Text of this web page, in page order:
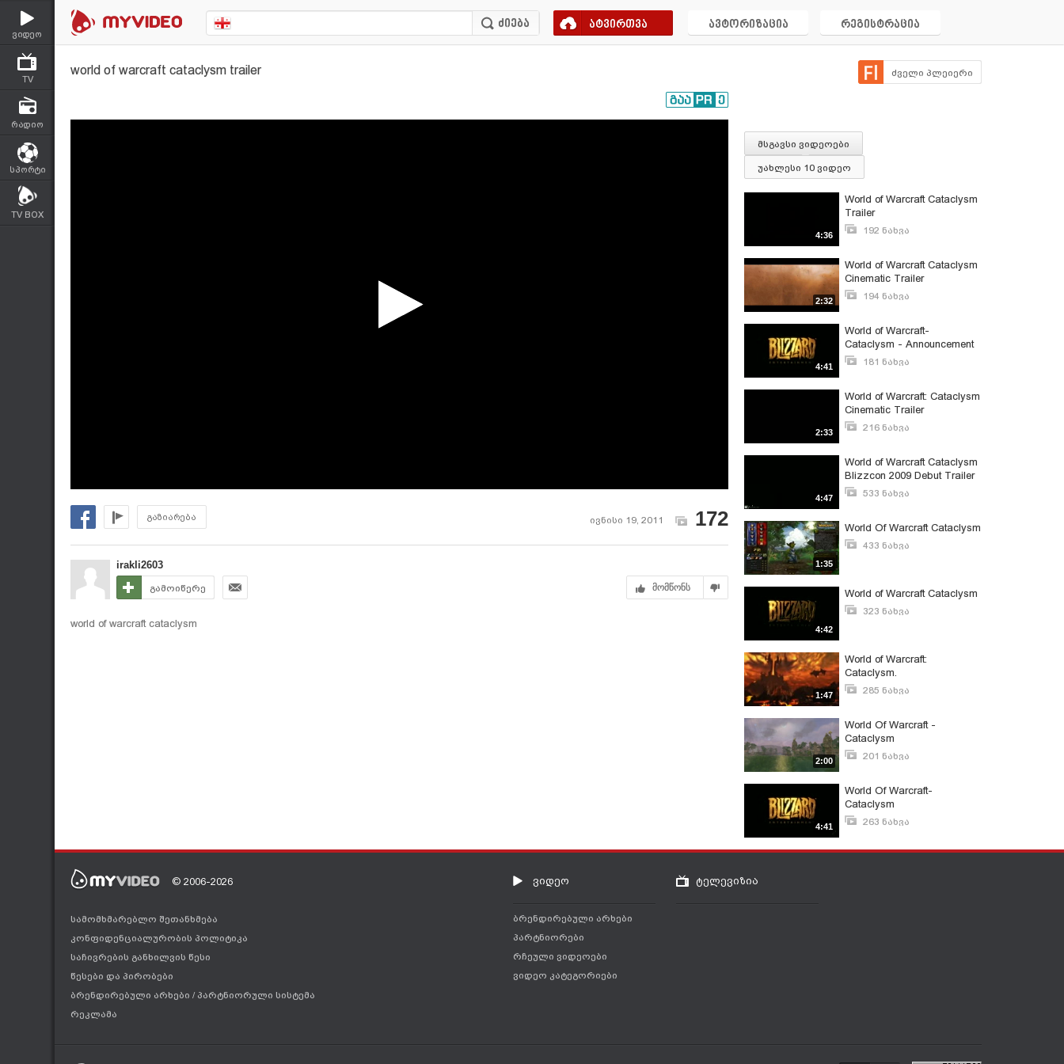
ვიდეო
TV
რადიო
სპორტი
TV BOX
ატვირთვა ავტორიზაცია რეგისტრაცია
world of warcraft cataclysm trailer ძველი პლეიერი
გაზიარება ივნისი 19, 2011 172
irakli2603
გამოიწერე მომწონს
world of warcraft cataclysm
მსგავსი ვიდეოები
უახლესი 10 ვიდეო
4:36
World of Warcraft Cataclysm
Trailer
192 ნახვა
2:32
World of Warcraft Cataclysm
Cinematic Trailer
194 ნახვა
4:41
World of Warcraft-
Cataclysm - Announcement
Trailer181 ნახვა
2:33
World of Warcraft: Cataclysm
Cinematic Trailer
216 ნახვა
4:47
World of Warcraft Cataclysm
Blizzcon 2009 Debut Trailer
[HD] (Rate This Game)
533 ნახვა
1:35
World Of Warcraft Cataclysm
433 ნახვა
4:42
World of Warcraft Cataclysm
323 ნახვა
1:47
World of Warcraft:
Cataclysm.
285 ნახვა
2:00
World Of Warcraft -
Cataclysm
201 ნახვა
4:41
World Of Warcraft-
Cataclysm
263 ნახვა
© 2006-2026
სამომხმარებლო შეთანხმება
კონფიდენციალურობის პოლიტიკა
საჩივრების განხილვის წესი
წესები და პირობები
ბრენდირებული არხები / პარტნიორული სისტემა
რეკლამა
ვიდეო
ბრენდირებული არხები
პარტნიორები
რჩეული ვიდეოები
ვიდეო კატეგორიები
ტელევიზია